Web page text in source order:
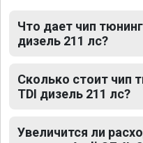
Что дает чип
дизель 211 лс?
Сколько стоит чип
TDI дизель 211 лс?
Увеличится ли